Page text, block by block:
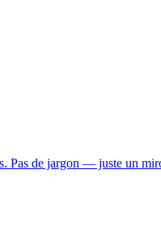
Pas de jargon — juste un